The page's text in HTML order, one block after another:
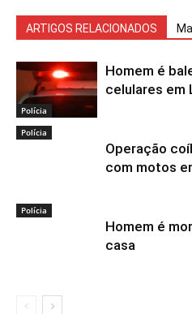
ARTIGOS RELACIONADOS
Polícia
Homem é
celulares em
Polícia
Operação
com motos
Polícia
Homem é
casa